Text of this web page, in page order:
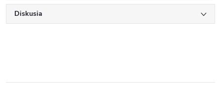
Diskusia